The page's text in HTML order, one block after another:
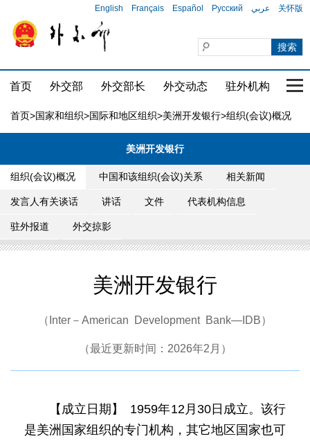
English Français Español Русский عربي 关怀版
首页 外交部 外交部长 外交动态 驻外机构 国
首页>国家和组织>国际和地区组织>美洲开发银行>组织(会议)概况
美洲开发银行
组织(会议)概况 中国和该组织(会议)关系 相关新闻
发言人有关谈话 讲话 文件 代表机构信息
驻外报道 外交掠影
美洲开发银行
（Inter－American Development Bank—IDB）
（最近更新时间：2026年2月）
【成立日期】 1959年12月30日成立。该行
是美洲国家组织的专门机构，其它地区国家也可